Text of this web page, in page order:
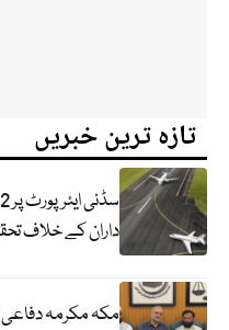
تازہ ترین خبریں
داران کے خلاف
مکہ مکرمہ دفاعی